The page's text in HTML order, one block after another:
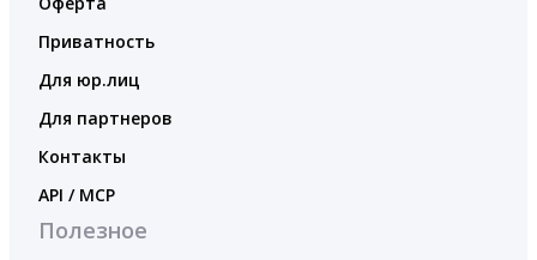
Приватность
Для юр.лиц
Для партнеров
Контакты
API / MCP
Полезное